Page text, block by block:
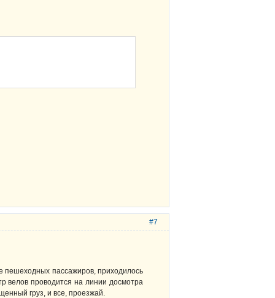
#7
пешеходных пассажиров, приходилось
велов проводится на линии досмотра
груз, и все, проезжай.